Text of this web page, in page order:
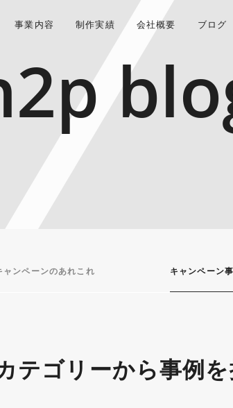
事業内容 制作実績 会社概要 ブログ
ャンペーンのあれこれ キャンペーン
テゴリーから事例